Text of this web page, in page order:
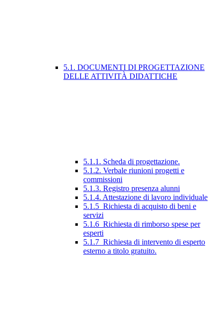
5.1. DOCUMENTI DI PROGETTAZIONE
DELLE ATTIVITÀ DIDATTICHE
5.1.1. Scheda di progettazione.
5.1.2. Verbale riunioni progetti e
commissioni
5.1.3. Registro presenza alunni
5.1.4. Attestazione di lavoro individuale
5.1.5_Richiesta di acquisto di beni e
servizi
5.1.6_Richiesta di rimborso spese per
esperti
5.1.7_Richiesta di intervento di esperto
esterno a titolo gratuito.